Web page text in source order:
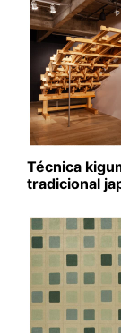
Técnica
tradicional